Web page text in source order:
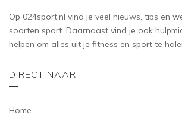
Op 024sport.nl vind je veel nieuws, tips en
soorten sport. Daarnaast vind je ook
helpen om alles uit je fitness en sport te
DIRECT NAAR
Home